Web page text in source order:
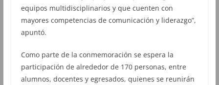
equipos multidisciplinarios y que cuenten con
mayores competencias de comunicación y liderazgo”,
apuntó.
Como parte de la conmemoración se espera la
participación de alrededor de 170 personas, entre
alumnos, docentes y egresados, quienes se reunirán